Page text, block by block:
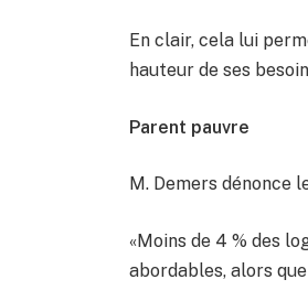
En clair, cela lui
hauteur de ses
Parent pauvre
M. Demers dénonce
«Moins de 4 % des
abordables, alors